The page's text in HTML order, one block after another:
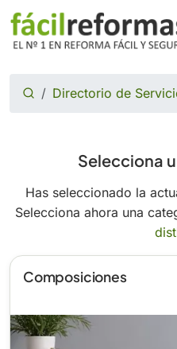
Directorio de
Selecciona
Has seleccionado la
Selecciona ahora una
Composiciones